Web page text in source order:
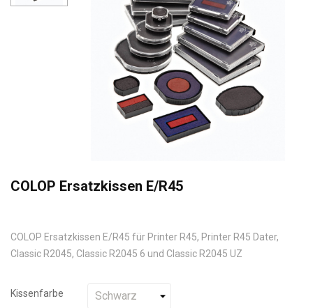
COLOP Ersatzkissen E/R45
COLOP Ersatzkissen E/R45 für Printer R45, Printer R45 Dater,
Classic R2045, Classic R2045 6 und Classic R2045 UZ
Kissenfarbe